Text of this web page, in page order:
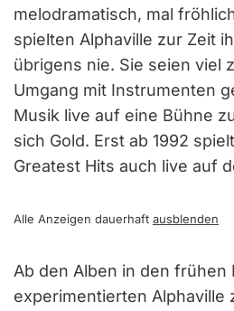
melodramatisch, mal
spielten Alphaville zur Zeit
übrigens nie. Sie seien viel
Umgang mit Instrumenten
Musik live auf eine Bühne
sich Gold. Erst ab 1992
Greatest Hits auch live auf
Alle Anzeigen dauerhaft ausblenden
Ab den Alben in den frühen
experimentierten Alphaville